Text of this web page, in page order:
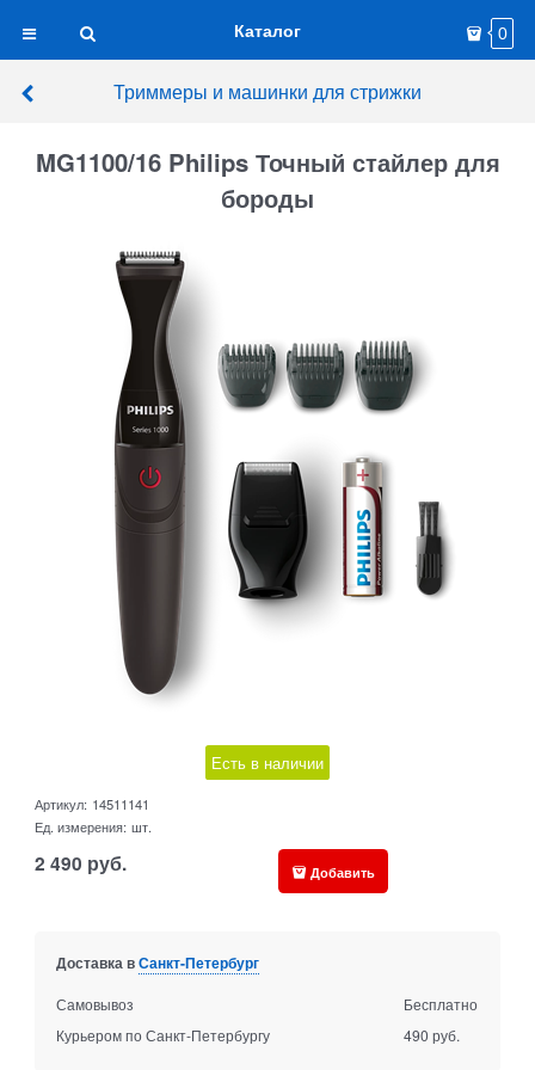
Каталог 0
Триммеры и машинки для стрижки
MG1100/16 Philips Точный стайлер для
бороды
Есть в наличии
Артикул: 14511141
Ед. измерения: шт.
2 490 руб. Добавить
Доставка вСанкт-Петербург
Самовывоз
Бесплатно
Курьером по Санкт-Петербургу
490 руб.